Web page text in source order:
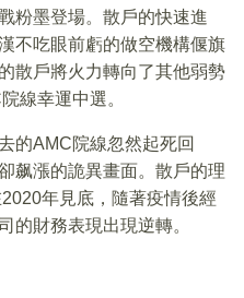
粉墨登場。散戶的快速進
不吃眼前虧的做空機構偃旗
散戶將火力轉向了其他弱勢
線幸運中選。
的AMC院線忽然起死回
飙漲的詭異畫面。散戶的理
年見底，隨著疫情後經
的財務表現出現逆轉。